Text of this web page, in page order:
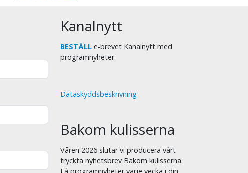
Kanalnytt
BESTÄLL e-brevet Kanalnytt med
programnyheter.
Dataskyddsbeskrivning
Bakom kulisserna
Våren 2026 slutar vi producera vårt
tryckta nyhetsbrev Bakom kulisserna.
Få programnyheter varje vecka i din